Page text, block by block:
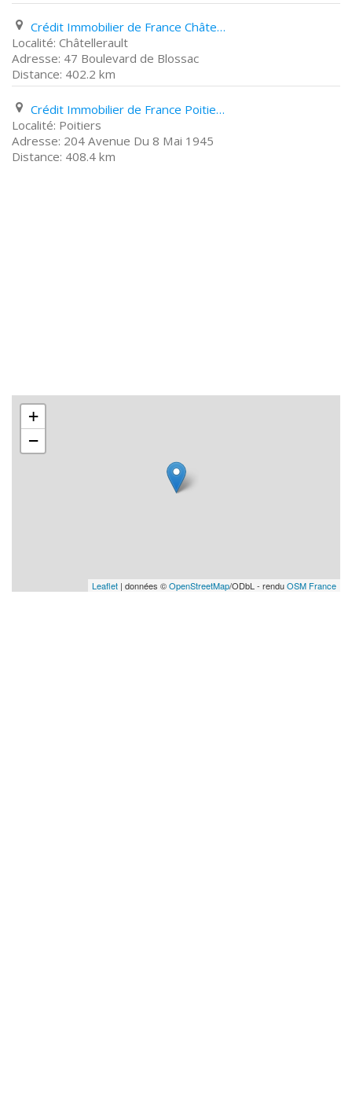
Crédit Immobilier de France Châtellerault 47 Boulevard de Blossac
Châtellerault
47 Boulevard de Blossac
402.2 km
Crédit Immobilier de France Poitiers 204 Avenue Du 8 Mai 1945
Poitiers
204 Avenue Du 8 Mai 1945
408.4 km
+
−
Leaflet | données ©OpenStreetMap/ODbL - renduOSM France